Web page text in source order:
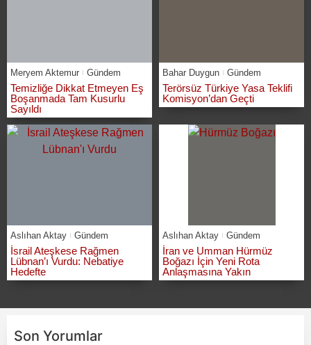
Meryem Aktemur Gündem
Temizliğe Dikkat Etmeyen Eş
Boşanmada Tam Kusurlu
Sayıldı
Bahar Duygun Gündem
Terörsüz Türkiye Yasa Teklifi
Komisyon’dan Geçti
Aslıhan Aktay Gündem
İsrail Ateşkese Rağmen
Lübnan’ı Vurdu: Nebatiye
Hedefte
Aslıhan Aktay Gündem
İran ve Umman Hürmüz
Boğazı İçin Yeni Rota
Anlaşmasına Yakın
Son Yorumlar